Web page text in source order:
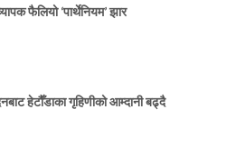
फैलियो ‘पार्थेनियम’ झार
हेटौँडाका गृहिणीको आम्दानी बढ्दै